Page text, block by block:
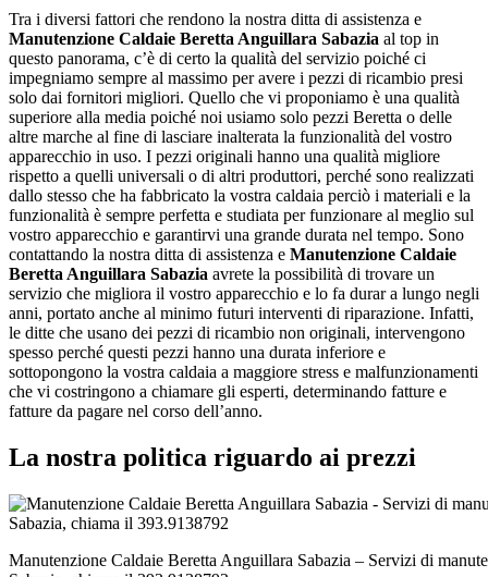
Tra i diversi fattori che rendono la nostra ditta di assistenza e
Manutenzione Caldaie Beretta Anguillara Sabazia al top in
questo panorama, c’è di certo la qualità del servizio poiché ci
impegniamo sempre al massimo per avere i pezzi di ricambio presi
solo dai fornitori migliori. Quello che vi proponiamo è una qualità
superiore alla media poiché noi usiamo solo pezzi Beretta o delle
altre marche al fine di lasciare inalterata la funzionalità del vostro
apparecchio in uso. I pezzi originali hanno una qualità migliore
rispetto a quelli universali o di altri produttori, perché sono realizzati
dallo stesso che ha fabbricato la vostra caldaia perciò i materiali e la
funzionalità è sempre perfetta e studiata per funzionare al meglio sul
vostro apparecchio e garantirvi una grande durata nel tempo. Sono
contattando la nostra ditta di assistenza e Manutenzione Caldaie
Beretta Anguillara Sabazia avrete la possibilità di trovare un
servizio che migliora il vostro apparecchio e lo fa durar a lungo negli
anni, portato anche al minimo futuri interventi di riparazione. Infatti,
le ditte che usano dei pezzi di ricambio non originali, intervengono
spesso perché questi pezzi hanno una durata inferiore e
sottopongono la vostra caldaia a maggiore stress e malfunzionamenti
che vi costringono a chiamare gli esperti, determinando fatture e
fatture da pagare nel corso dell’anno.
La nostra politica riguardo ai prezzi
Manutenzione Caldaie Beretta Anguillara Sabazia – Servizi di